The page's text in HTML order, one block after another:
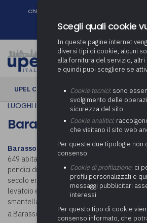
Chi siamo
UPEL CULTURA › Barasso
LUOGHI IN COMUNE
Barasso
Barasso (Baràs in dialetto varesotto) è un
649 abitanti della provincia di Varese in
pendici di Campo dei Fiori e vicino alle rive
secolo era presente un castello a
levatoio e fossato. Le mura sono state
smantellate o riconvertite in abitazioni
a Barasso.
Scegli quali cookie
In queste pagine internet
diversi tipi di cookie, alcuni
alla fornitura del servizio,
e quindi puoi scegliere se
Cookie tecnici: sono
svolgimento delle
sicurezza del sito.
Cookie analitici:
che visitano il sito web
Per queste due tipologie non
consenso.
Cookie di profilazione: ci
profili personalizzati e
messaggi pubblicitari
interessi.
Per questo tipo di cookie
consenso informato, che